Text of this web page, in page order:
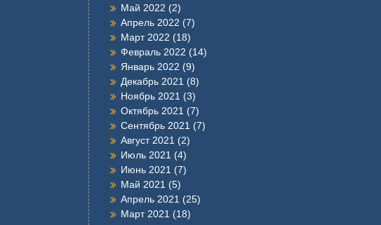
Май 2022 (2)
Апрель 2022 (7)
Март 2022 (18)
Февраль 2022 (14)
Январь 2022 (9)
Декабрь 2021 (8)
Ноябрь 2021 (3)
Октябрь 2021 (7)
Сентябрь 2021 (7)
Август 2021 (2)
Июль 2021 (4)
Июнь 2021 (7)
Май 2021 (5)
Апрель 2021 (25)
Март 2021 (18)